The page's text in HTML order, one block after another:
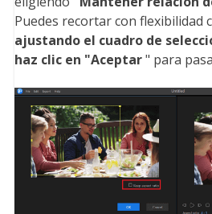
Puedes recortar con flexibilidad
ajustando el cuadro de
haz clic en "Aceptar" para